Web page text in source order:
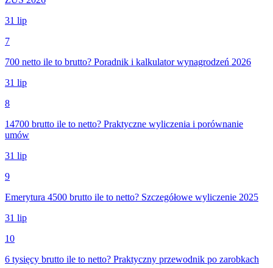
31 lip
7
700 netto ile to brutto? Poradnik i kalkulator wynagrodzeń 2026
31 lip
8
14700 brutto ile to netto? Praktyczne wyliczenia i porównanie
umów
31 lip
9
Emerytura 4500 brutto ile to netto? Szczegółowe wyliczenie 2025
31 lip
10
6 tysięcy brutto ile to netto? Praktyczny przewodnik po zarobkach